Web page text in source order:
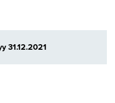
31.12.2021